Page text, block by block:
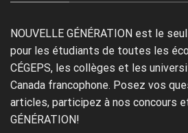
NOUVELLE GÉNÉRATION est le
pour les étudiants de toutes les
CÉGEPS, les collèges et les
Canada francophone. Posez vos
articles, participez à nos concours
GÉNÉRATION!